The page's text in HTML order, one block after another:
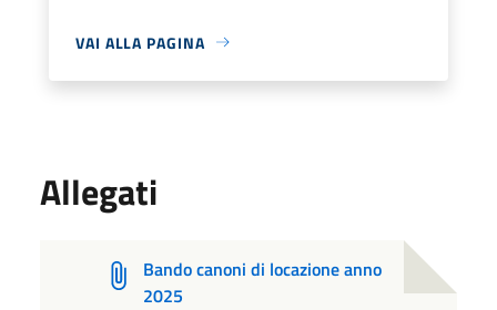
VAI ALLA PAGINA
Allegati
Bando canoni di locazione anno
2025